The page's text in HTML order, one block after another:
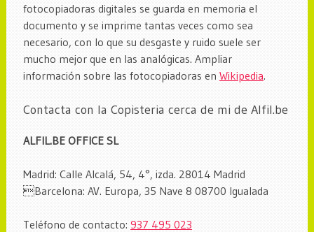
fotocopiadoras digitales se guarda en memoria el
documento y se imprime tantas veces como sea
necesario, con lo que su desgaste y ruido suele ser
mucho mejor que en las analógicas. Ampliar
información sobre las fotocopiadoras en Wikipedia.
Contacta con la Copisteria cerca de mi de Alfil.be
ALFIL.BE OFFICE SL
Madrid: Calle Alcalá, 54, 4°, izda. 28014 Madrid
Barcelona: AV. Europa, 35 Nave 8 08700 Igualada
Teléfono de contacto: 937 495 023